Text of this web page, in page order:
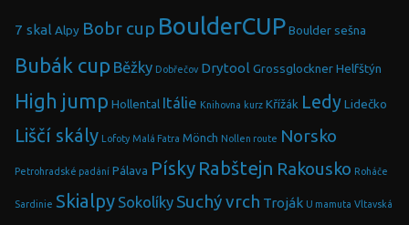
7 skal Alpy Bobr cup BoulderCUP Boulder sešna
Bubák cup Běžky Dobřečov Drytool Grossglockner Helfštýn
High jump Hollental Itálie Knihovna kurz Křížák Ledy Lidečko
Liščí skály Lofoty Malá Fatra Mönch Nollen route Norsko
Petrohradské padání Pálava Písky Rabštejn Rakousko Roháče
Sardinie Skialpy Sokolíky Suchý vrch Troják U mamuta Vltavská